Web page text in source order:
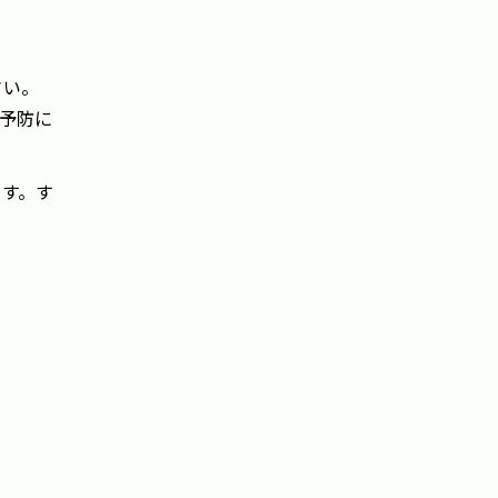
。
防に
。す